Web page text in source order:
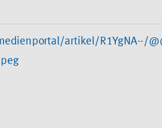
artikel/R1YgNA--/